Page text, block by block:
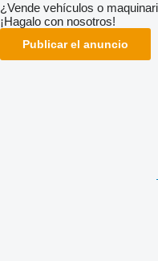
¿Vende vehículos o
¡Hagalo con nosotros!
Publicar el anuncio